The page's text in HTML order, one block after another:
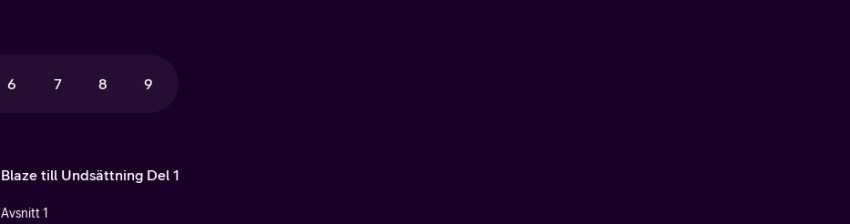
6 7 8 9
Blaze till Undsättning Del 1
Avsnitt 1